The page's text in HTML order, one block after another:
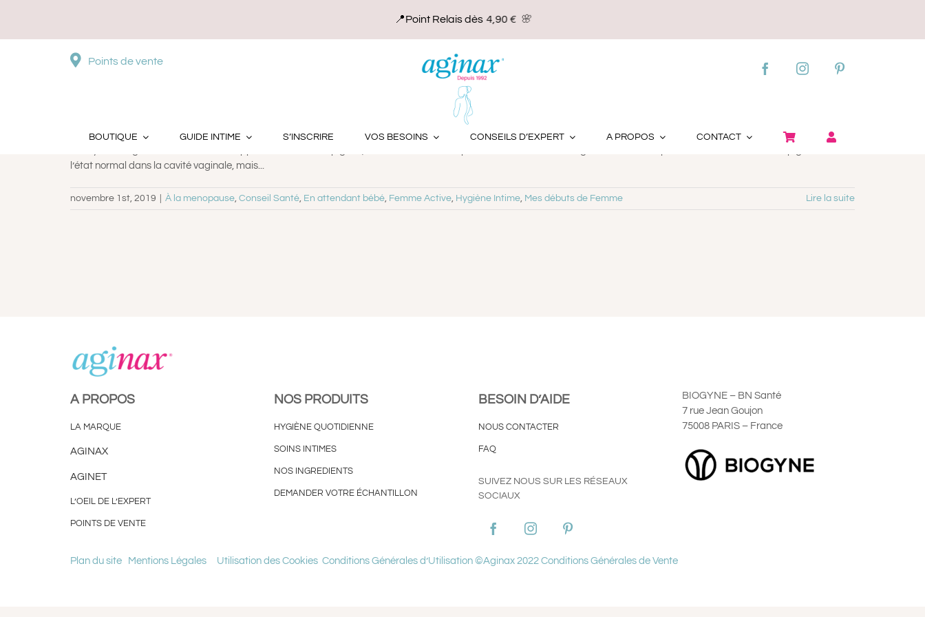
contenu
Points de vente
BOUTIQUE GUIDE INTIME S’INSCRIRE VOS BESOINS CONSEILS D’EXPERT A PROPOS CONTACT
l’état normal dans la cavité vaginale, mais...
novembre 1st, 2019 À la menopause, Conseil Santé, En attendant bébé, Femme Active, Hygiène Intime, Mes débuts de Femme Lire la suite
A PROPOS
LA MARQUE
AGINAX
AGINET
L’OEIL DE L’EXPERT
POINTS DE VENTE
NOS PRODUITS
HYGIÈNE QUOTIDIENNE
SOINS INTIMES
NOS INGREDIENTS
DEMANDER VOTRE ÉCHANTILLON
BESOIN D’AIDE
NOUS CONTACTER
FAQ
SUIVEZ NOUS SUR LES RÉSEAUX
SOCIAUX
BIOGYNE – BN Santé
7 rue Jean Goujon
75008 PARIS – France
Plan du site Mentions Légales Utilisation des Cookies Conditions Générales d’Utilisation ©Aginax 2022 Conditions Générales de Vente